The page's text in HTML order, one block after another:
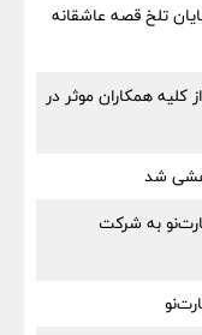
تلخ قصه عاشقانه
کلیه همکاران موثر در
شد
تجارت‌نو به شرکت